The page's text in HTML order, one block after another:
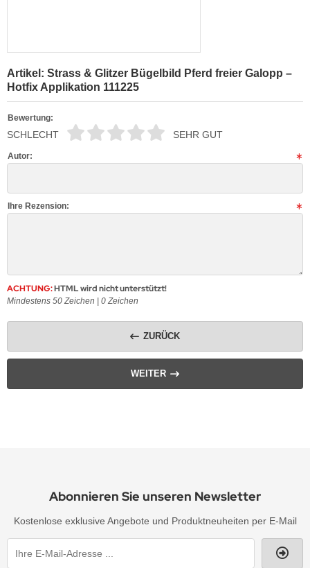
Artikel: Strass & Glitzer Bügelbild Pferd freier Galopp –
Hotfix Applikation 111225
Bewertung:
SCHLECHT SEHR GUT
Autor:
Ihre Rezension:
ACHTUNG:HTML wird nicht unterstützt!
Mindestens 50 Zeichen | 0 Zeichen
ZURÜCK
WEITER
Abonnieren Sie unseren Newsletter
Kostenlose exklusive Angebote und Produktneuheiten per E-Mail